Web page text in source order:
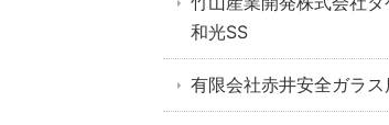
和光SS
有限会社赤井安全ガラス